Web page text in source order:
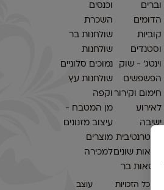
וברים
הדומים
קוביות
וסטנדים
וינטג׳ - שוק
הפשפשים
חימום וקירור
לאירוע
ישיבה
אלטרנטיבית
כסאות שונים
וכסאות בר
וכנסים
השכרת
שולחנות בר
שולחנות
נמוכים סלוניים
שולחנות עץ
וקפה
מן המטבח -
עיצוב מזנונים
מוצרים
למכירה
© כל הזכויות עוצב